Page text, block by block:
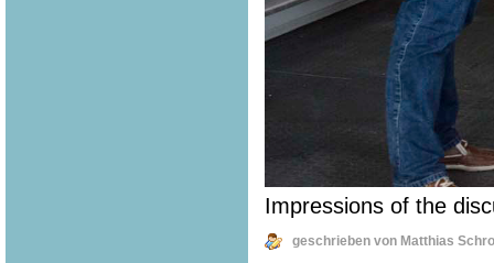
Impressions of the
geschrieben von Matthias